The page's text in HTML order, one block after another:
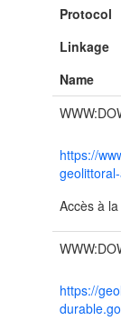
Protocol
Linkage
Name
https://
Accès à
https://